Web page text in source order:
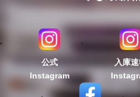
公式
Instagram
入庫